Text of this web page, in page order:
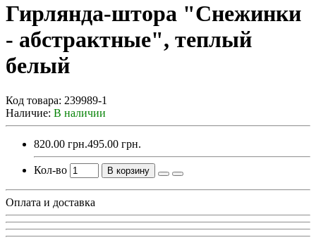
Гирлянда-штора "Снежинки
- абстрактные", теплый
белый
Код товара: 239989-1
Наличие: В наличии
820.00 грн.495.00 грн.
Кол-во В корзину
Оплата и доставка